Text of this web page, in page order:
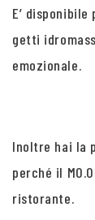
E’
getti
emozionale.
Inoltre hai la
perché il
ristorante.